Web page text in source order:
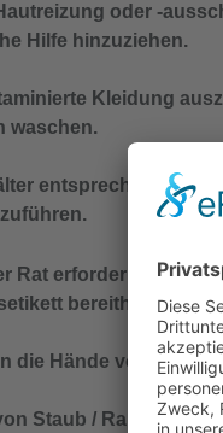
oder -
Hilfe hinzuziehen.
Kleidung
waschen.
entsprechend den
Rat erforderlich,
bereithalten.
die Hände von
Staub / Rauch / Gas